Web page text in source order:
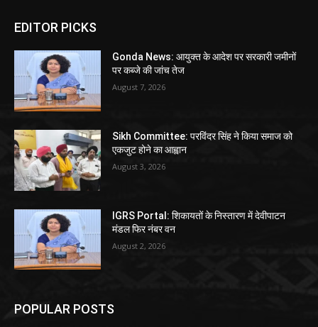
EDITOR PICKS
Gonda News: आयुक्त के आदेश पर सरकारी जमीनों
पर कब्जे की जांच तेज
August 7, 2026
Sikh Committee: परविंदर सिंह ने किया समाज को
एकजुट होने का आह्वान
August 3, 2026
IGRS Portal: शिकायतों के निस्तारण में देवीपाटन
मंडल फिर नंबर वन
August 2, 2026
POPULAR POSTS